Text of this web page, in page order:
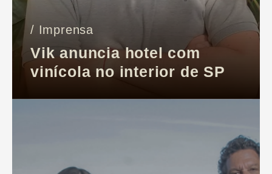
/ Imprensa
Vik anuncia hotel com
vinícola no interior de SP